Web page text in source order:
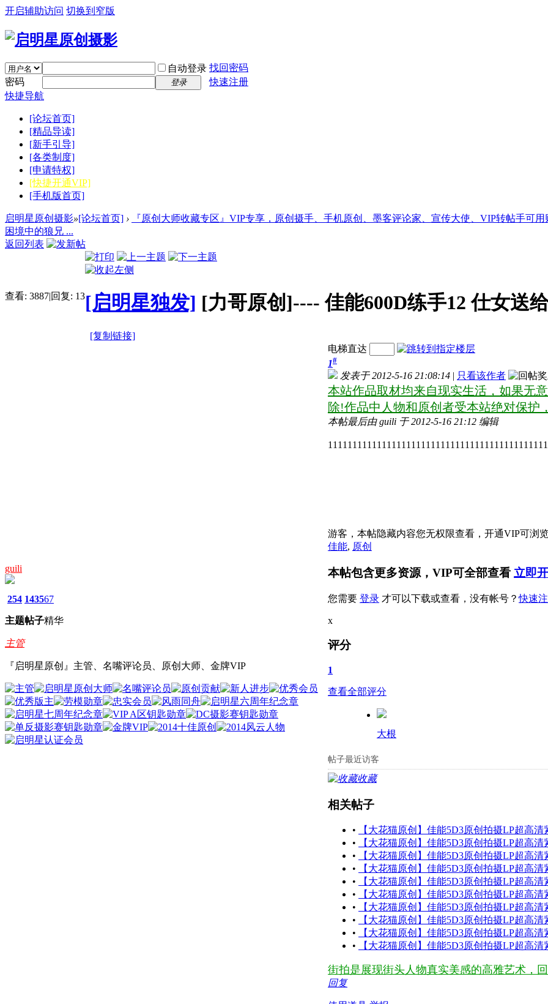
开启辅助访问 切换到窄版
自动登录 找回密码
密码
登录
快速注册
快捷导航
[论坛首页]
[精品导读]
[新手引导]
[各类制度]
[申请特权]
[快捷开通VIP]
[手机版首页]
启明星原创摄影»[论坛首页] › 『原创大师收藏专区』VIP专享，原创摄手、手机原创、墨客评论家、宣传大使、VIP转帖手可用
困境中的狼兄 ...
返回列表
查看: 3887|回复: 13[启明星独发] [力哥原创]---- 佳能600D练手12 仕女送
[复制链接]
guili
254
主题
1435
帖子
67
精华
主管
『启明星原创』主管、名嘴评论员、原创大师、金牌VIP
电梯直达
1#
发表于 2012-5-16 21:08:14 | 只看该作者
本站作品取材均来自现实生活，如果无
除!作品中人物和原创者受本站绝对保护
本帖最后由 guili 于 2012-5-16 21:12 编辑
游客，本帖隐藏内容您无权限查看，开通VIP可浏
佳能, 原创
本帖包含更多资源，VIP可全部查看 立即
您需要 登录 才可以下载或查看，没有帐号？快速
x
评分
1
查看全部评分
大根
帖子最近访客
收藏
相关帖子
•
【大花猫原创】佳能5D3原创拍摄LP超高
•
【大花猫原创】佳能5D3原创拍摄LP超高
•
【大花猫原创】佳能5D3原创拍摄LP超高
•
【大花猫原创】佳能5D3原创拍摄LP超高
•
【大花猫原创】佳能5D3原创拍摄LP超高
•
【大花猫原创】佳能5D3原创拍摄LP超高
•
【大花猫原创】佳能5D3原创拍摄LP超高
•
【大花猫原创】佳能5D3原创拍摄LP超高
•
【大花猫原创】佳能5D3原创拍摄LP超高
•
【大花猫原创】佳能5D3原创拍摄LP超高
街拍是展现街头人物真实美感的高雅艺术，
回复